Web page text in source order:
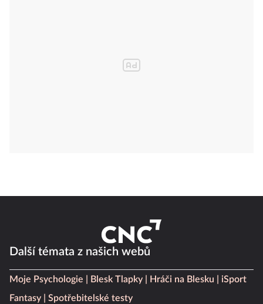
Další témata z našich webů
Moje Psychologie Blesk Tlapky Hráči na Blesku
iSport
Fantasy
Spotřebitelské testy